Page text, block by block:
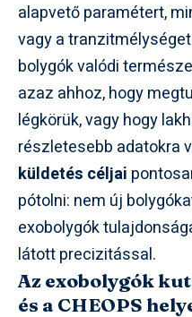
alapvető paramétert,
vagy a
bolygók valódi
azaz ahhoz, hogy
légkörük, vagy hogy
részletesebb adatokra
küldetés céljai
pótolni: nem új
exobolygók
látott precizitással.
Az exobolygók
és a CHEOPS